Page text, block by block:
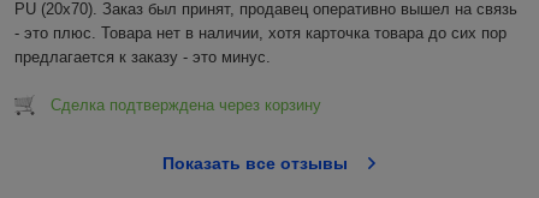
PU (20x70). Заказ был принят, продавец оперативно вышел на связь
- это плюс. Товара нет в наличии, хотя карточка товара до сих пор
предлагается к заказу - это минус.
Сделка подтверждена через корзину
Показать все отзывы